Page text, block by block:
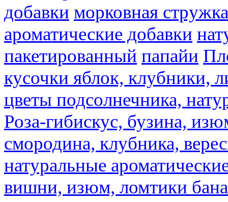
добавки морковная стружка
ароматические добавки
пакетированный папайи
кусочки яблок, клубники,
цветы подсолнечника,
Роза-гибискус, бузина,
смородина, клубника,
натуральные
вишни, изюм, ломтики